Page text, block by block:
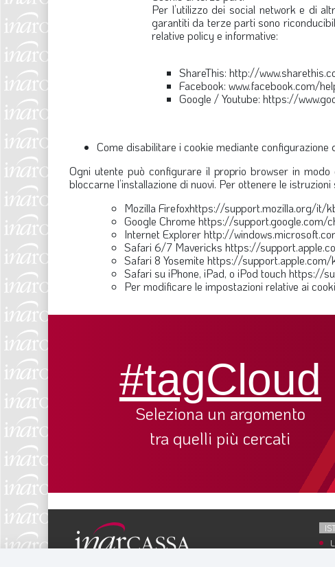
Per l’utilizzo dei social network e di
garantiti da terze parti sono
relative policy e informative:
ShareThis: http://
Facebook: www.facebook.com/
Google / Youtube: https://
Come disabilitare i cookie mediante configurazione
Ogni utente può configurare il proprio browser in
bloccarne l’installazione di nuovi. Per ottenere le
Mozilla Firefoxhttps://support.mozilla.org/it/
Google Chrome https://
Internet Explorer http://
Safari 6/7 Mavericks https://
Safari 8 Yosemite https://
Safari su iPhone, iPad, o iPod touch https://
Per modificare le impostazioni relative ai
#tagCloud
Seleziona un argomento
tra quelli più cercati